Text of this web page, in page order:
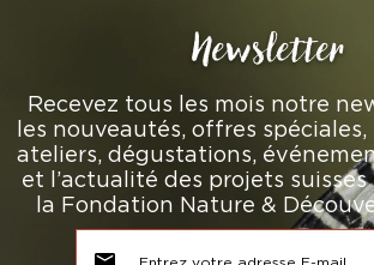
Newsletter
Recevez tous les mois notre
les nouveautés, offres spéciales,
ateliers, dégustations,
et l’actualité des projets
la Fondation Nature &